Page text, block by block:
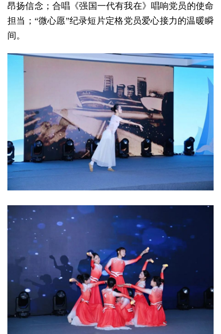
昂扬信念；合唱《强国一代有我在》唱响党员的使命
担当；“微心愿”纪录短片定格党员爱心接力的温暖瞬
间。